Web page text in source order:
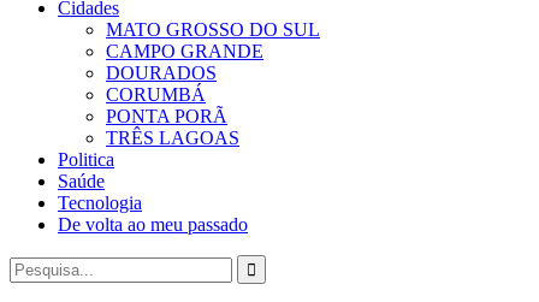
Cidades
MATO GROSSO DO SUL
CAMPO GRANDE
DOURADOS
CORUMBÁ
PONTA PORÃ
TRÊS LAGOAS
Politica
Saúde
Tecnologia
De volta ao meu passado